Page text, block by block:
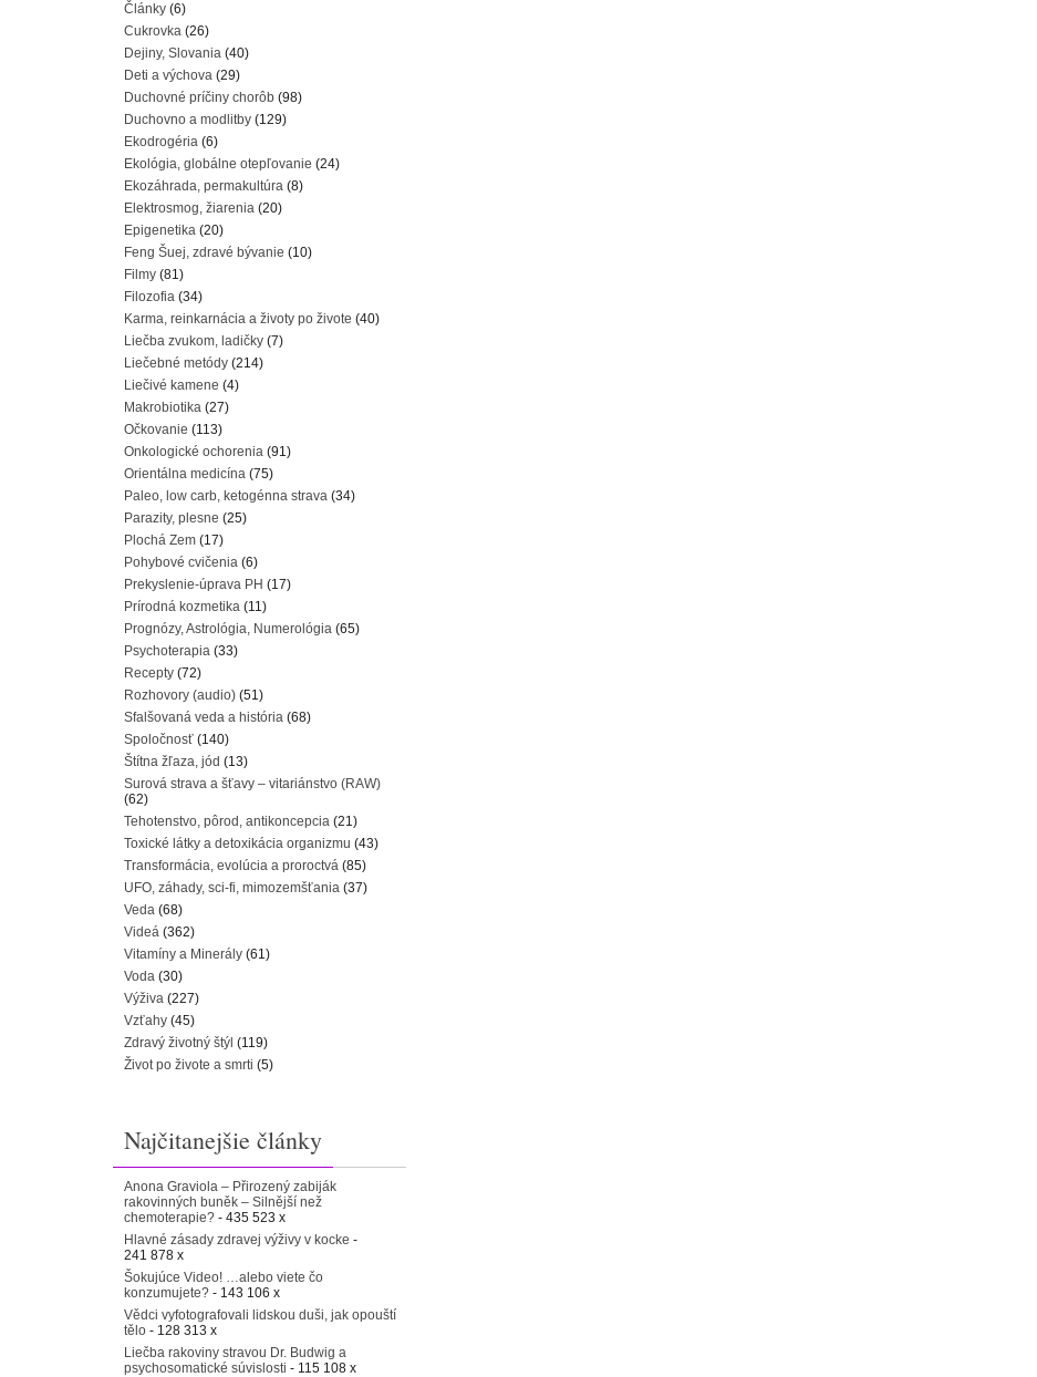
Články (6)
Cukrovka (26)
Dejiny, Slovania (40)
Deti a výchova (29)
Duchovné príčiny chorôb (98)
Duchovno a modlitby (129)
Ekodrogéria (6)
Ekológia, globálne otepľovanie (24)
Ekozáhrada, permakultúra (8)
Elektrosmog, žiarenia (20)
Epigenetika (20)
Feng Šuej, zdravé bývanie (10)
Filmy (81)
Filozofia (34)
Karma, reinkarnácia a životy po živote (40)
Liečba zvukom, ladičky (7)
Liečebné metódy (214)
Liečivé kamene (4)
Makrobiotika (27)
Očkovanie (113)
Onkologické ochorenia (91)
Orientálna medicína (75)
Paleo, low carb, ketogénna strava (34)
Parazity, plesne (25)
Plochá Zem (17)
Pohybové cvičenia (6)
Prekyslenie-úprava PH (17)
Prírodná kozmetika (11)
Prognózy, Astrológia, Numerológia (65)
Psychoterapia (33)
Recepty (72)
Rozhovory (audio) (51)
Sfalšovaná veda a história (68)
Spoločnosť (140)
Štítna žľaza, jód (13)
Surová strava a šťavy – vitariánstvo (RAW)
(62)
Tehotenstvo, pôrod, antikoncepcia (21)
Toxické látky a detoxikácia organizmu (43)
Transformácia, evolúcia a proroctvá (85)
UFO, záhady, sci-fi, mimozemšťania (37)
Veda (68)
Videá (362)
Vitamíny a Minerály (61)
Voda (30)
Výživa (227)
Vzťahy (45)
Zdravý životný štýl (119)
Život po živote a smrti (5)
Najčitanejšie články
Anona Graviola – Přirozený zabiják
rakovinných buněk – Silnější než
chemoterapie? - 435 523 x
Hlavné zásady zdravej výživy v kocke -
241 878 x
Šokujúce Video! …alebo viete čo
konzumujete? - 143 106 x
Vědci vyfotografovali lidskou duši, jak opouští
tělo - 128 313 x
Liečba rakoviny stravou Dr. Budwig a
psychosomatické súvislosti - 115 108 x